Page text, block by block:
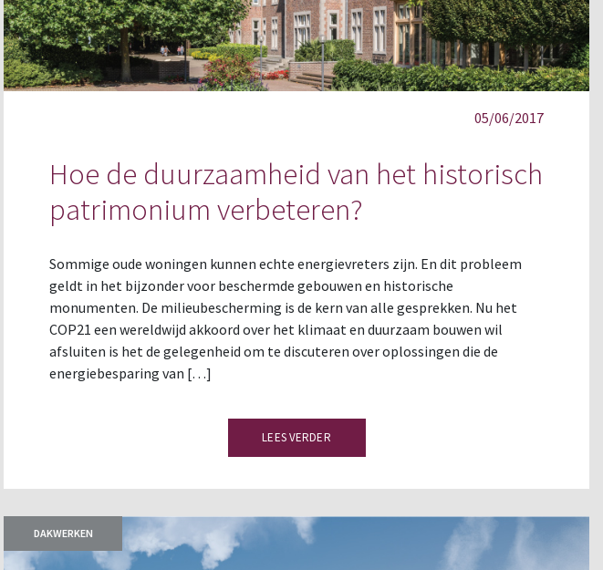
05/06/2017
Hoe de duurzaamheid van het historisch
patrimonium verbeteren?
Sommige oude woningen kunnen echte energievreters zijn. En dit probleem
geldt in het bijzonder voor beschermde gebouwen en historische
monumenten. De milieubescherming is de kern van alle gesprekken. Nu het
COP21 een wereldwijd akkoord over het klimaat en duurzaam bouwen wil
afsluiten is het de gelegenheid om te discuteren over oplossingen die de
energiebesparing van […]
LEES VERDER
DAKWERKEN